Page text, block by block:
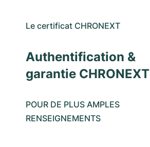
Le certificat CHRONEXT
Authentification &
garantie CHRONEXT
POUR DE PLUS AMPLES
RENSEIGNEMENTS